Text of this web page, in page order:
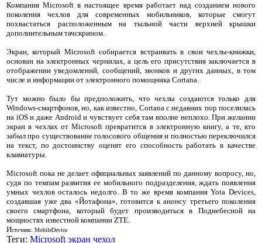
Компания Microsoft в настоящее время работает над созданием нового
поколения чехлов для современных мобильников, которые смогут
похвастаться расположенным на тыльной части верхней крышки
дополнительным тачскрином.
Экран, который Microsoft собирается встраивать в свои чехлы-книжки,
основан на электронных чернилах, а цель его присутствия заключается в
отображении уведомлений, сообщений, звонков и других данных, в том
числе и информации от электронного помощника Cortana.
Тут можно было бы предположить, что чехлы создаются только для
Windows-смартфонов, но, как известно, Cortana с недавних пор поселилась
на iOS и даже Android и чувствует себя там вполне неплохо. При желании
экран в чехлах от Microsoft превратится в электронную книгу, а те, кто
забыл про существование голосового общения и полностью переключился
на текст, по достоинству оценят его способность работать в качестве
клавиатуры.
Microsoft пока не делает официальных заявлений по данному вопросу, но,
судя по темпам развития ее мобильного подразделения, ждать появления
умных чехлов осталось недолго. В то же время компания Yota Devices,
создавшая уже два «Йотафона», готовится к анонсу третьего поколения
своего смартфона, который будет производиться в Поднебесной на
мощностях известной компании ZTE.
Источник: MobileDevice
Теги: Microsoft экран чехол